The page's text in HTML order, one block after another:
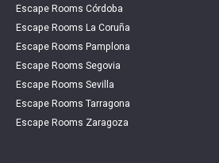
Escape Rooms Córdoba
Escape Rooms La Coruña
Escape Rooms Pamplona
Escape Rooms Segovia
Escape Rooms Sevilla
Escape Rooms Tarragona
Escape Rooms Zaragoza